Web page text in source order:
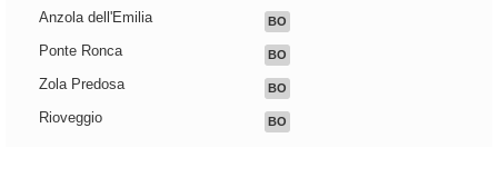
Anzola dell'Emilia BO
Ponte Ronca BO
Zola Predosa BO
Rioveggio BO